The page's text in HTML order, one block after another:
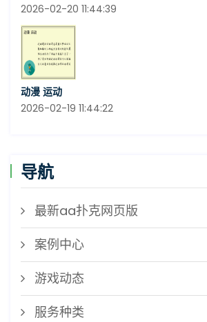
2026-02-20 11:44:39
动漫 运动
2026-02-19 11:44:22
导航
最新aa扑克网页版
案例中心
游戏动态
服务种类